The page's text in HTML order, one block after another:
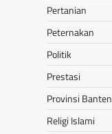
Pertanian
Peternakan
Politik
Prestasi
Provinsi Banten
Religi Islami